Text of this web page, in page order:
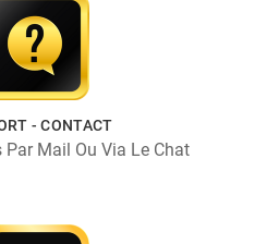
- CONTACT
Par Mail Ou Via Le Chat